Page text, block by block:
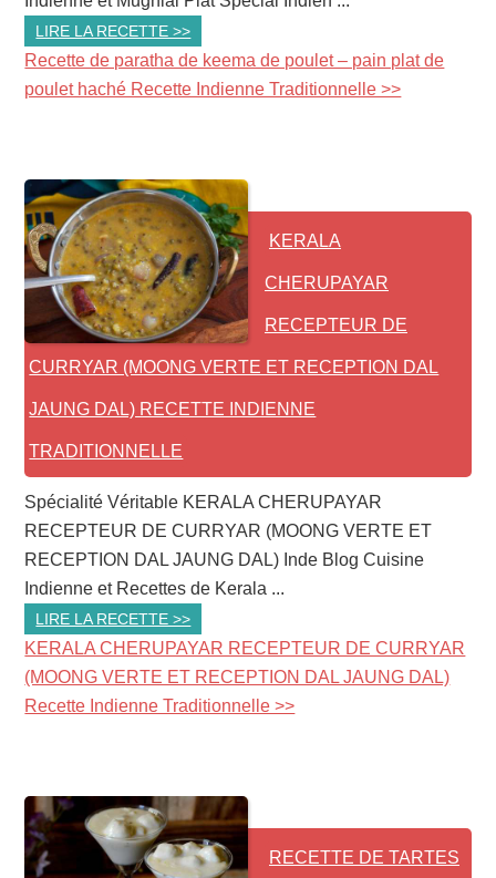
LIRE LA RECETTE >>
Recette de paratha de keema de poulet – pain plat de
poulet haché Recette Indienne Traditionnelle >>
KERALA
CHERUPAYAR
RECEPTEUR DE
CURRYAR (MOONG VERTE ET RECEPTION DAL
JAUNG DAL) RECETTE INDIENNE
TRADITIONNELLE
Spécialité Véritable KERALA CHERUPAYAR
RECEPTEUR DE CURRYAR (MOONG VERTE ET
RECEPTION DAL JAUNG DAL) Inde Blog Cuisine
Indienne et Recettes de Kerala ...
LIRE LA RECETTE >>
KERALA CHERUPAYAR RECEPTEUR DE CURRYAR
(MOONG VERTE ET RECEPTION DAL JAUNG DAL)
Recette Indienne Traditionnelle >>
RECETTE DE TARTES